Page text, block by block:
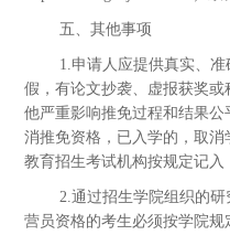
五、其他事项
1.申请人应提供真实、准
假，有论文抄袭、虚报获奖
他严重影响推免过程和结果
消推免资格，已入学的，取
教育招生考试机构按规定记入
2.通过招生学院组织的研究
营员资格的考生必须按学院